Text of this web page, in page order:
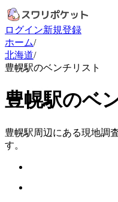
ログイン新規登録
ホーム/
北海道/
豊幌駅のベンチリスト
豊幌駅のベ
豊幌駅周辺にある現地調
す。